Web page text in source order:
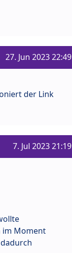
27. Jun 2023 22:49
der Link
7. Jul 2023 21:19
im Moment